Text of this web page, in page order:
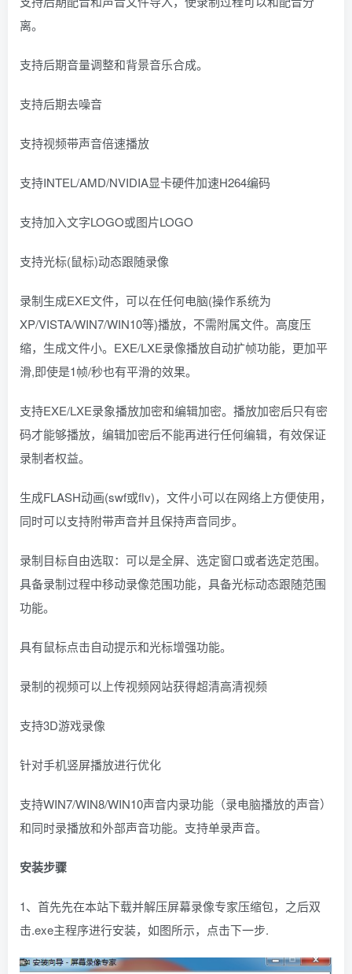
离。
支持后期音量调整和背景音乐合成。
支持后期去噪音
支持视频带声音倍速播放
支持INTEL/AMD/NVIDIA显卡硬件加速H264编码
支持加入文字LOGO或图片LOGO
支持光标(鼠标)动态跟随录像
录制生成EXE文件，可以在任何电脑(操作系统为
XP/VISTA/WIN7/WIN10等)播放，不需附属文件。高度压
缩，生成文件小。EXE/LXE录像播放自动扩帧功能，更加平
滑,即使是1帧/秒也有平滑的效果。
支持EXE/LXE录象播放加密和编辑加密。播放加密后只有密
码才能够播放，编辑加密后不能再进行任何编辑，有效保证
录制者权益。
生成FLASH动画(swf或flv)，文件小可以在网络上方便使用，
同时可以支持附带声音并且保持声音同步。
录制目标自由选取：可以是全屏、选定窗口或者选定范围。
具备录制过程中移动录像范围功能，具备光标动态跟随范围
功能。
具有鼠标点击自动提示和光标增强功能。
录制的视频可以上传视频网站获得超清高清视频
支持3D游戏录像
针对手机竖屏播放进行优化
支持WIN7/WIN8/WIN10声音内录功能（录电脑播放的声音）
和同时录播放和外部声音功能。支持单录声音。
安装步骤
1、首先先在本站下载并解压屏幕录像专家压缩包，之后双
击.exe主程序进行安装，如图所示，点击下一步.